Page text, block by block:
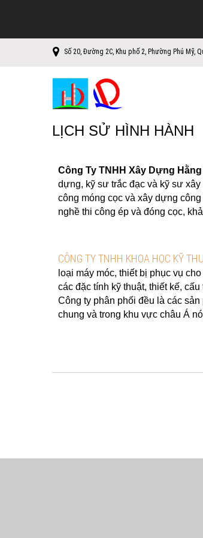
Số 20, Đường 2C, Khu phố 2, Phường Phú Mỹ,
LỊCH SỬ HÌNH HÀNH
Công Ty TNHH Xây Dựng Hằng
dựng, kỹ sư trắc đạc và kỹ sư
công móng cọc và xây dựng
nghề thi công ép và đóng cọc,
CÔNG TY TNHH KHOA HỌC KỸ
loại máy móc, thiết bị phục vụ
các đặc tính kỹ thuật, thiết kế,
Công ty phân phối đều là các
chung và trong khu vực châu Á